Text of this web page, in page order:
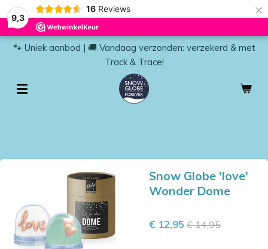
9,3
16 Reviews ×
🐾 Uniek aanbod | 🚚 Vandaag verzonden: verzekerd & met
Track & Trace!
Snow Globe 'love'
Wonder Dome
€ 12,95 € 14,95